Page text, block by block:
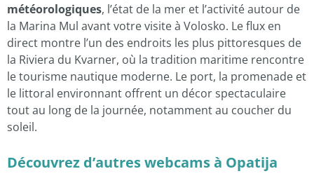
météorologiques, l’état de la mer et l’activité autour de
la Marina Mul avant votre visite à Volosko. Le flux en
direct montre l’un des endroits les plus pittoresques de
la Riviera du Kvarner, où la tradition maritime rencontre
le tourisme nautique moderne. Le port, la promenade et
le littoral environnant offrent un décor spectaculaire
tout au long de la journée, notamment au coucher du
soleil.
Découvrez d’autres webcams à Opatija